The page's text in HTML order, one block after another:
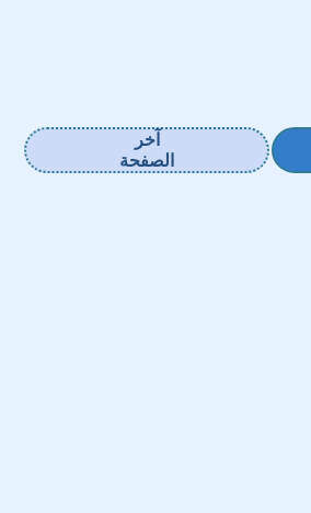
آخر
الصفحة